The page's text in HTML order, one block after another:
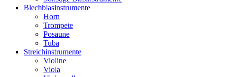
Blechblasinstrumente
Horn
Trompete
Posaune
Tuba
Streichinstrumente
Violine
Viola